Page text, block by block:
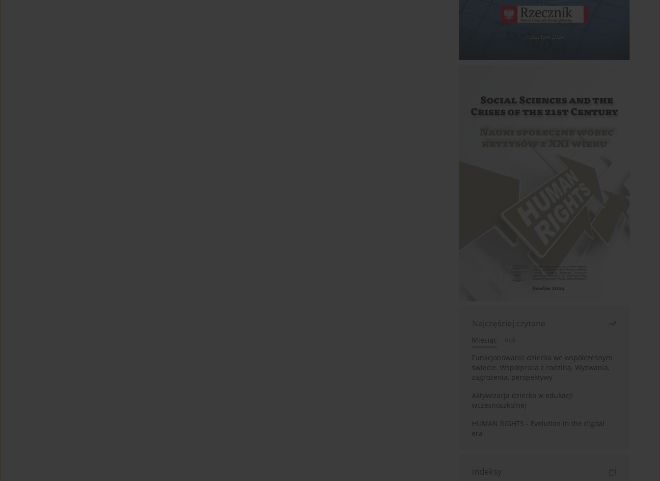
Najczęściej czytane
Miesiąc
Rok
Funkcjonowanie dziecka we współczesnym
świecie. Współpraca z rodziną. Wyzwania,
zagrożenia, perspektywy
Aktywizacja dziecka w edukacji
wczesnoszkolnej
HUMAN RIGHTS - Evolution in the digital
era
Indeksy